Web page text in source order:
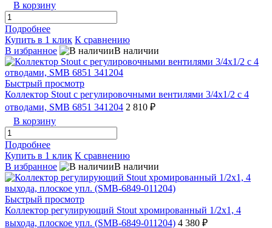
В корзину
Подробнее
Купить в 1 клик К сравнению
В избранное
В наличии
Быстрый просмотр
Коллектор Stout с регулировочными вентилями 3/4x1/2 с 4
отводами, SMB 6851 341204 2 810 ₽
В корзину
Подробнее
Купить в 1 клик К сравнению
В избранное
В наличии
Быстрый просмотр
Коллектор регулирующий Stout хромированный 1/2x1, 4
выхода, плоское упл. (SMB-6849-011204) 4 380 ₽